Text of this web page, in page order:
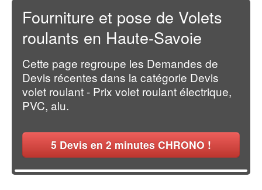
Fourniture et pose de Volets
roulants en Haute-Savoie
Cette page regroupe les Demandes de
Devis récentes dans la catégorie Devis
volet roulant - Prix volet roulant électrique,
PVC, alu.
5 Devis en 2 minutes CHRONO !